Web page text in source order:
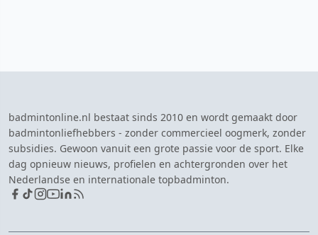
badmintonline.nl bestaat sinds 2010 en wordt gemaakt door
badmintonliefhebbers - zonder commercieel oogmerk, zonder
subsidies. Gewoon vanuit een grote passie voor de sport. Elke
dag opnieuw nieuws, profielen en achtergronden over het
Nederlandse en internationale topbadminton.